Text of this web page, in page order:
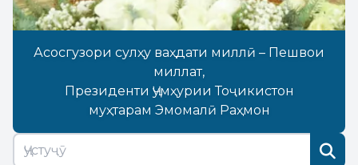
Асосгузори сулҳу ваҳдати миллӣ – Пешвои
миллат,
Президенти Ҷумҳурии Тоҷикистон
муҳтарам Эмомалӣ Раҳмон